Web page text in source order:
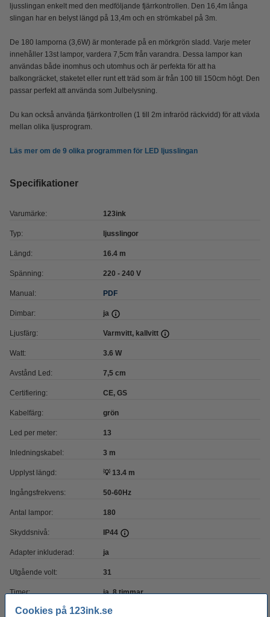
Cookies på 123ink.se
ljusslingan enkelt med den medföljande fjärrkontrollen. Den 16,4m långa
slingan har en belyst längd på 13,4m och en strömkabel på 3m.
De 180 lamporna (3,6W) är monterade på en mörkgrön sladd. Varje meter
innehåller 13st lampor, vardera 7,5cm från varandra. Dessa lampor kan
användas både inomhus och utomhus och är perfekta för att ha
balkongräcket, staketet eller runt ett träd som är från 100 till 150cm högt. Den
passar perfekt att använda som Julbelysning.
Du kan också använda fjärrkontrollen (1 till 2m infraröd räckvidd) för att växla
mellan olika ljusprogram.
Läs mer om de 9 olika programmen för LED ljusslingan
Specifikationer
Varumärke: 123ink
Typ: ljusslingor
Längd: 16.4 m
Spänning: 220 - 240 V
Manual: PDF
Dimbar: ja
Ljusfärg: Varmvitt, kallvitt
Watt: 3.6 W
Avstånd Led: 7,5 cm
Certifiering: CE, GS
Kabelfärg: grön
Led per meter: 13
Inledningskabel: 3 m
Upplyst längd: 💡 13.4 m
Ingångsfrekvens: 50-60Hz
Antal lampor: 180
Skyddsnivå: IP44
Adapter inkluderad: ja
Utgående volt: 31
Timer: ja, 8 timmar
Vårt artikelnr: LDR07018